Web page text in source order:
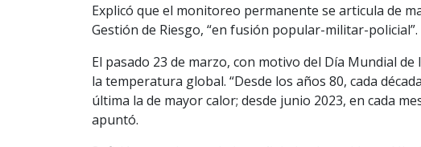
Explicó que el monitoreo permanente se articula de
Gestión de Riesgo, “en fusión popular-militar-policial”.
El pasado 23 de marzo, con motivo del Día Mundial
la temperatura global. “Desde los años 80, cada
última la de mayor calor; desde junio 2023, en cada
apuntó.